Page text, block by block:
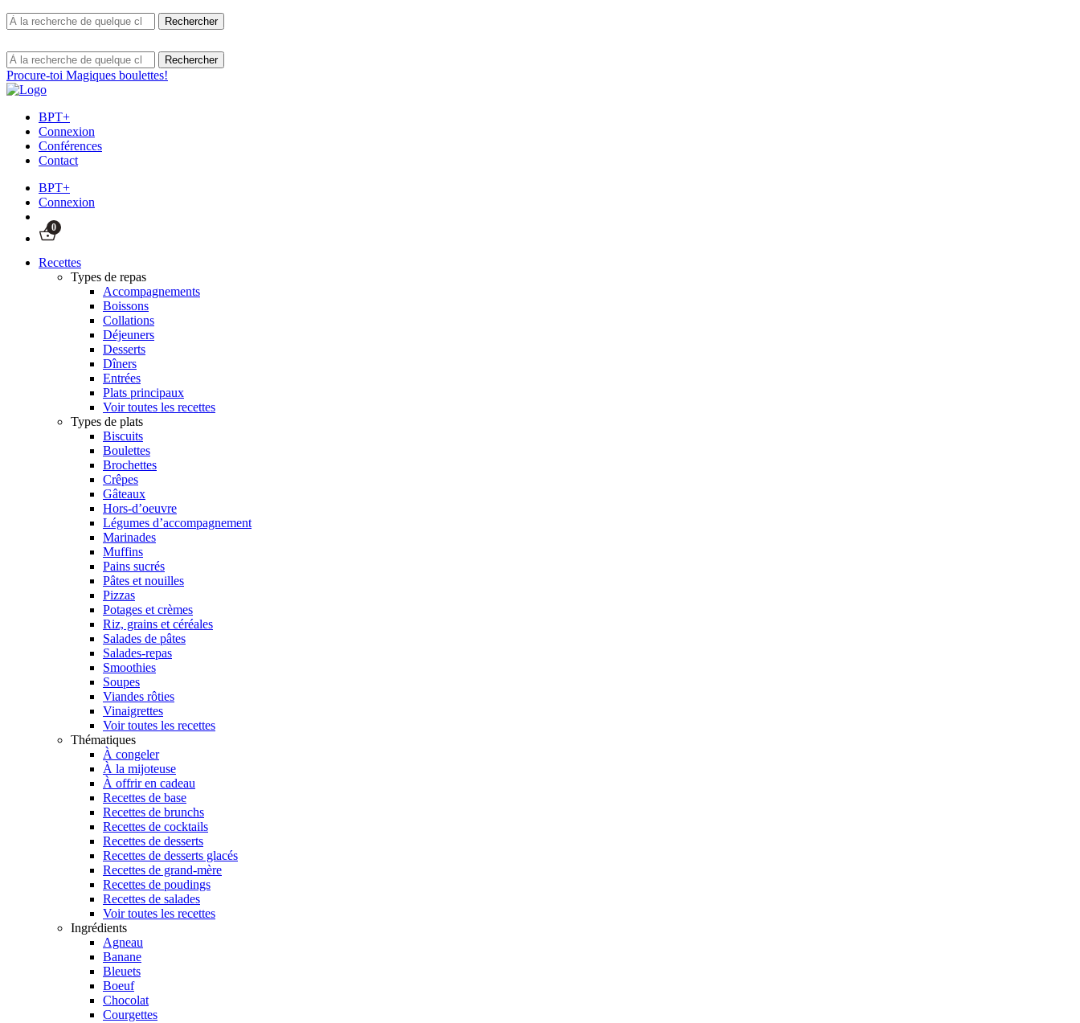
Procure-toi Magiques boulettes!
BPT+
Connexion
Conférences
Contact
BPT+
Connexion
0
Recettes
Types de repas
Accompagnements
Boissons
Collations
Déjeuners
Desserts
Dîners
Entrées
Plats principaux
Voir toutes les recettes
Types de plats
Biscuits
Boulettes
Brochettes
Crêpes
Gâteaux
Hors-d’oeuvre
Légumes d’accompagnement
Marinades
Muffins
Pains sucrés
Pâtes et nouilles
Pizzas
Potages et crèmes
Riz, grains et céréales
Salades de pâtes
Salades-repas
Smoothies
Soupes
Viandes rôties
Vinaigrettes
Voir toutes les recettes
Thématiques
À congeler
À la mijoteuse
À offrir en cadeau
Recettes de base
Recettes de brunchs
Recettes de cocktails
Recettes de desserts
Recettes de desserts glacés
Recettes de grand-mère
Recettes de poudings
Recettes de salades
Voir toutes les recettes
Ingrédients
Agneau
Banane
Bleuets
Boeuf
Chocolat
Courgettes